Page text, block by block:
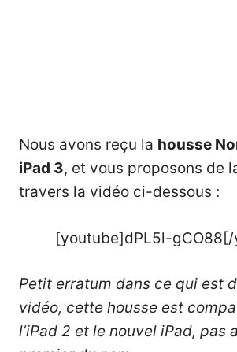
Nous avons reçu la housse
iPad 3, et vous proposons de
travers la vidéo ci-dessous :
[youtube]dPL5l-
Petit erratum dans ce qui est
vidéo, cette housse est
l’iPad 2 et le nouvel iPad, pas